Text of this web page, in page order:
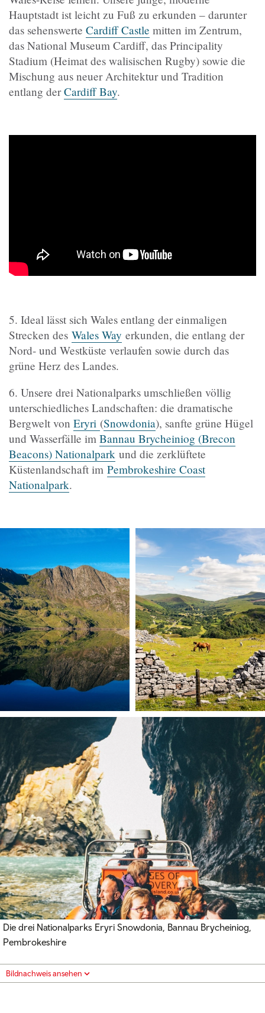
Hauptstadt ist leicht zu Fuß zu erkunden – darunter
das sehenswerte Cardiff Castle mitten im Zentrum,
das National Museum Cardiff, das Principality
Stadium (Heimat des walisischen Rugby) sowie die
Mischung aus neuer Architektur und Tradition
entlang derCardiff Bay.
5. Ideal lässt sich Wales entlang der einmaligen
Strecken des Wales Way erkunden, die entlang der
Nord- und Westküste verlaufen sowie durch das
grüne Herz des Landes.
6. Unsere drei Nationalparks umschließen völlig
unterschiedliches Landschaften: die dramatische
Bergwelt von Eryri (Snowdonia), sanfte grüne Hügel
und Wasserfälle im Bannau Brycheiniog (Brecon
Beacons) Nationalpark und die zerklüftete
Küstenlandschaft im Pembrokeshire Coast
Nationalpark.
Die drei Nationalparks Eryri Snowdonia, Bannau Brycheiniog,
Pembrokeshire
Bildnachweis ansehen